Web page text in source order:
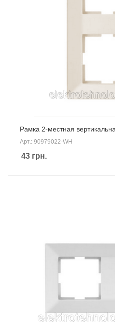
Рамка 2-местная
Арт.: 90979022-WH
43 грн.